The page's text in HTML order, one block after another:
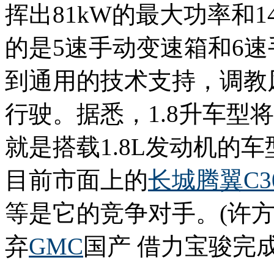
挥出81kW的最大功率和
的是5速手动变速箱和6
到通用的技术支持，调
行驶。据悉，1.8升车型
就是搭载1.8L发动机的
目前市面上的长城腾翼
等是它的竞争对手。(许
弃GMC国产 借力宝骏完